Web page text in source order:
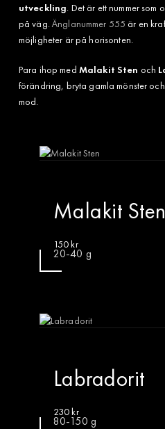
utveckling. Det är ett nummer
på väg.Änglanummer 555 är en
möjligheter är på horisonten.
Para ihop med Malakit Sten och
förändring, bryta gamla mönster
mod.
Malakit Sten
150kr
20-40 g
Labradorit
230kr
80-150 g